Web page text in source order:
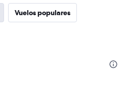
Vuelos populares